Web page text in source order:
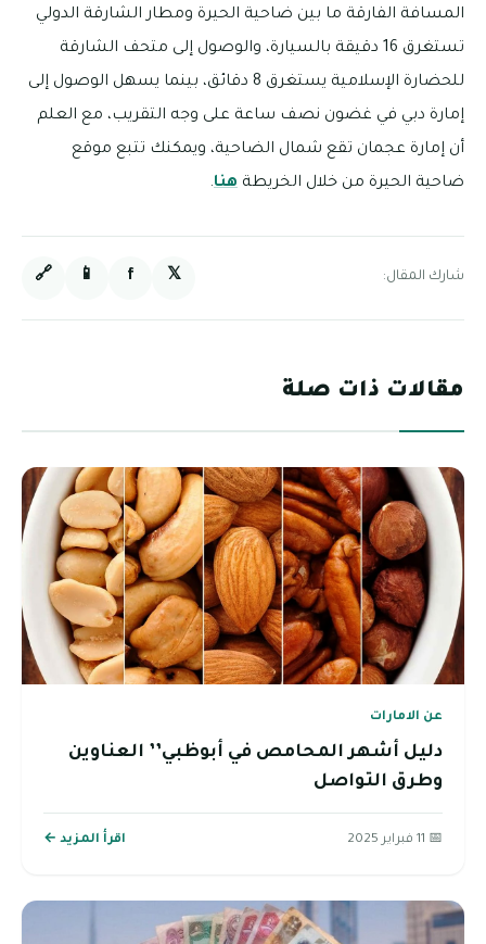
المسافة الفارقة ما بين ضاحية الحيرة ومطار الشارقة الدولي
تستغرق 16 دقيقة بالسيارة، والوصول إلى متحف الشارقة
للحضارة الإسلامية يستغرق 8 دقائق، بينما يسهل الوصول إلى
إمارة دبي في غضون نصف ساعة على وجه التقريب، مع العلم
أن إمارة عجمان تقع شمال الضاحية، ويمكنك تتبع موقع
ضاحية الحيرة من خلال الخريطة هنا.
شارك المقال: 𝕏
f
📱
🔗
مقالات ذات صلة
عن الامارات
دليل أشهر المحامص في أبوظبي’’ العناوين
وطرق التواصل
📅 11 فبراير 2025 اقرأ المزيد ←